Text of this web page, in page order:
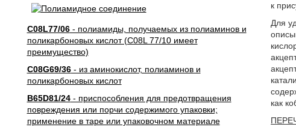
C08L77/06- полиамиды, получаемых из полиаминов и
поликарбоновых кислот (C08L 77/10 имеет
преимущество)
C08G69/36- из аминокислот, полиаминов и
поликарбоновых кислот
B65D81/24- приспособления для предотвращения
повреждения или порчи содержимого упаковки;
применение в таре или упаковочном материале
к
Для
как